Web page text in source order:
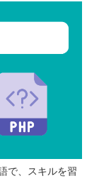
で、スキルを習